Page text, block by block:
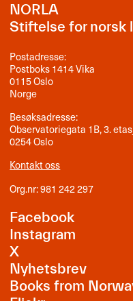
NORLA
Stiftelse for norsk
Postadresse:
Postboks 1414 Vika
0115 Oslo
Norge
Besøksadresse:
Observatoriegata 1B, 3.
0254 Oslo
Kontakt oss
Org.nr: 981 242 297
Facebook
Instagram
X
Nyhetsbrev
Books from